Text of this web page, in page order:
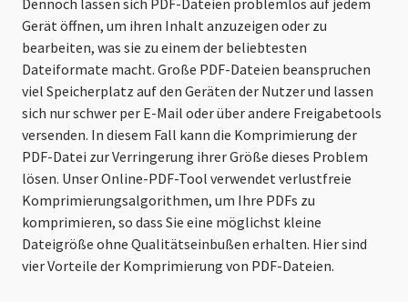
Dennoch lassen sich PDF-Dateien problemlos auf jedem
Gerät öffnen, um ihren Inhalt anzuzeigen oder zu
bearbeiten, was sie zu einem der beliebtesten
Dateiformate macht. Große PDF-Dateien beanspruchen
viel Speicherplatz auf den Geräten der Nutzer und lassen
sich nur schwer per E-Mail oder über andere Freigabetools
versenden. In diesem Fall kann die Komprimierung der
PDF-Datei zur Verringerung ihrer Größe dieses Problem
lösen. Unser Online-PDF-Tool verwendet verlustfreie
Komprimierungsalgorithmen, um Ihre PDFs zu
komprimieren, so dass Sie eine möglichst kleine
Dateigröße ohne Qualitätseinbußen erhalten. Hier sind
vier Vorteile der Komprimierung von PDF-Dateien.